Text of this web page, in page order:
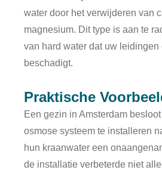
water door het verwijderen van
magnesium. Dit type is aan te
van hard water dat uw leidingen
beschadigt.
Praktische
Een gezin in Amsterdam
osmose systeem te installeren
hun kraanwater een
de installatie verbeterde niet